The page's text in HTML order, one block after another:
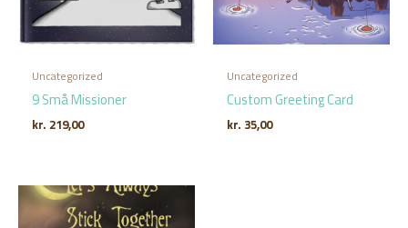
Uncategorized
9 Små Missioner
kr. 219,00
Uncategorized
Custom Greeting Card
kr. 35,00